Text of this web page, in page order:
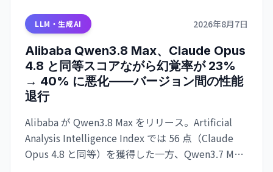
LLM・生成AI 2026年8月7日
Alibaba Qwen3.8 Max、Claude Opus
4.8 と同等スコアながら幻覚率が 23%
→ 40% に悪化——バージョン間の性能
退行
Alibaba が Qwen3.8 Max をリリース。Artificial
Analysis Intelligence Index では 56 点（Claude
Opus 4.8 と同等）を獲得した一方、Qwen3.7 Max